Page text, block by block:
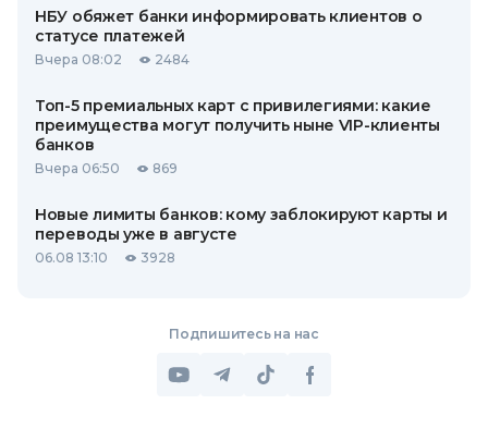
НБУ обяжет банки информировать клиентов о
статусе платежей
Вчера 08:02 2484
Топ-5 премиальных карт с привилегиями: какие
преимущества могут получить ныне VIP-клиенты
банков
Вчера 06:50 869
Новые лимиты банков: кому заблокируют карты и
переводы уже в августе
06.08 13:10 3928
Подпишитесь на нас